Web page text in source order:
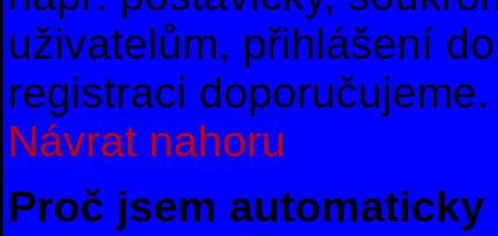
uživatelům, přihlášení
registraci
Návrat nahoru
Proč jsem